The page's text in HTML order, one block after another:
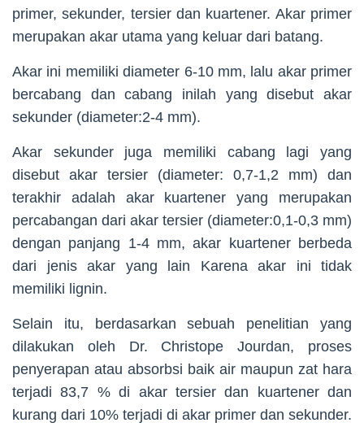
primer, sekunder, tersier dan kuartener. Akar primer
merupakan akar utama yang keluar dari batang.
Akar ini memiliki diameter 6-10 mm, lalu akar primer
bercabang dan cabang inilah yang disebut akar
sekunder (diameter:2-4 mm).
Akar sekunder juga memiliki cabang lagi yang
disebut akar tersier (diameter: 0,7-1,2 mm) dan
terakhir adalah akar kuartener yang merupakan
percabangan dari akar tersier (diameter:0,1-0,3 mm)
dengan panjang 1-4 mm, akar kuartener berbeda
dari jenis akar yang lain Karena akar ini tidak
memiliki lignin.
Selain itu, berdasarkan sebuah penelitian yang
dilakukan oleh Dr. Christope Jourdan, proses
penyerapan atau absorbsi baik air maupun zat hara
terjadi 83,7 % di akar tersier dan kuartener dan
kurang dari 10% terjadi di akar primer dan sekunder.